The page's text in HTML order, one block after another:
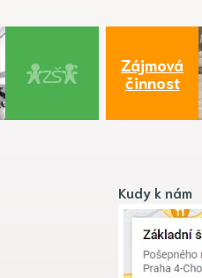
Zájmová
činnost
Kudy k nám